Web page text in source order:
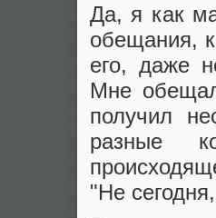
Да, я как
обещания,
его, даже
Мне
получил
разные
"Не